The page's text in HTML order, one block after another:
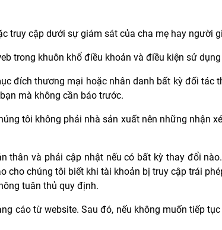
truy cập dưới sự giám sát của cha mẹ hay người
trong khuôn khổ điều khoản và điều kiện sử
đích thương mại hoặc nhân danh bất kỳ đối tác
mà không cần báo trước.
tôi không phải nhà sản xuất nên những nhận
thân và phải cập nhật nếu có bất kỳ thay đổi
cho chúng tôi biết khi tài khoản bị truy cập trái
tuân thủ quy định.
cáo từ website. Sau đó, nếu không muốn tiếp